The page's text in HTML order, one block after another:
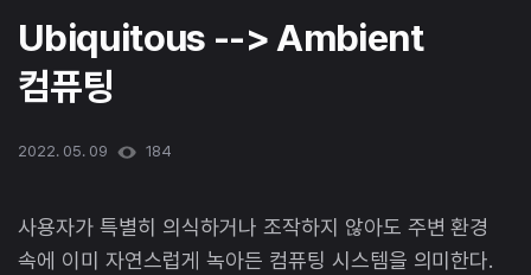
Ubiquitous --> Ambient
컴퓨팅
2022. 05. 09 184
사용자가 특별히 의식하거나 조작하지 않아도 주변 환경
속에 이미 자연스럽게 녹아든 컴퓨팅 시스템을 의미한다.